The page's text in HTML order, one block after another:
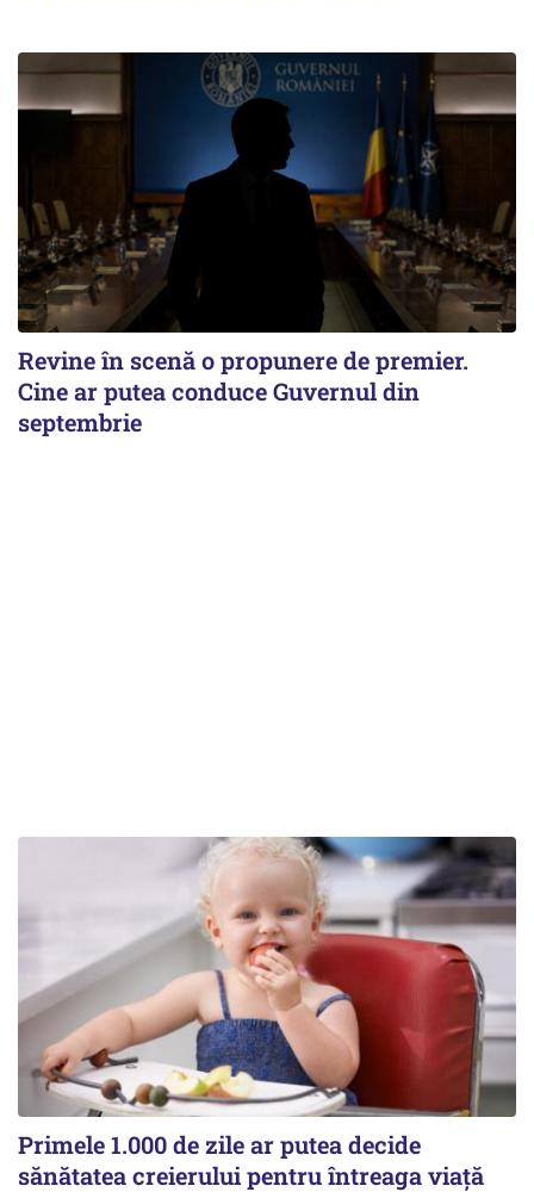
Revine în scenă o propunere de premier.
Cine ar putea conduce Guvernul din
septembrie
Primele 1.000 de zile ar putea decide
sănătatea creierului pentru întreaga viață